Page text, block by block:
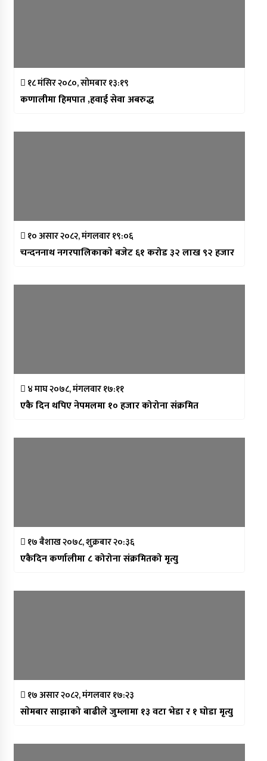
१८ मंसिर २०८०, सोमबार १३:१९
कणालीमा हिमपात ,हवाई सेवा अबरुद्ध
१० असार २०८२, मंगलवार १९:०६
चन्दननाथ नगरपालिकाकाे बजेट ६१ करोड ३२ लाख ९२ हजार
४ माघ २०७८, मंगलवार १७:११
एकै दिन थपिए नेपमलमा १० हजार कोरोना संक्रमित
१७ बैशाख २०७८, शुक्रबार २०:३६
एकैदिन कर्णालीमा ८ कोरोना संक्रमितको मृत्यु
१७ असार २०८२, मंगलवार १७:२३
साेमबार साझाको बाढीले जुम्लामा १३ वटा भेडा र १ घोडा मृत्यु